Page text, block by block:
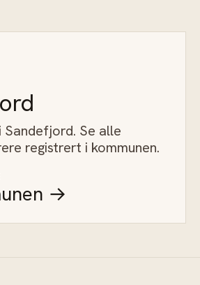
Sandefjord. Se alle
registrert i kommunen.
→